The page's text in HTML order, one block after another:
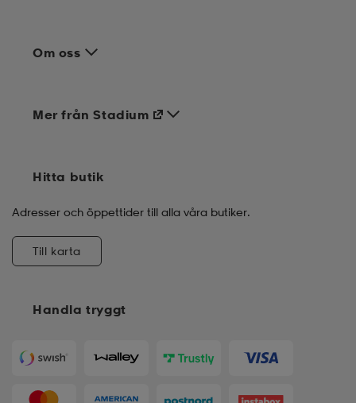
Om oss
Handla tryggt
Mer från Stadium
Hitta butik
Adresser och öppettider till alla våra butiker.
Till karta